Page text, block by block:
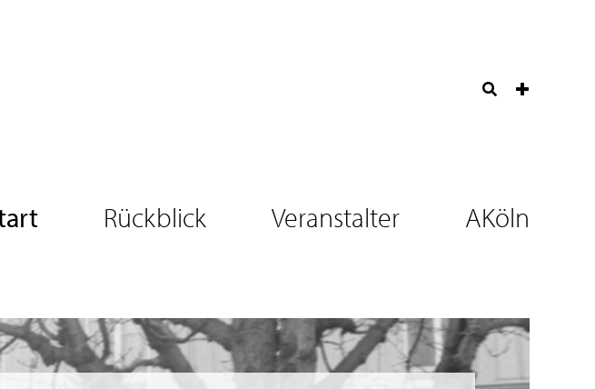
Rückblick Veranstalter AKöln